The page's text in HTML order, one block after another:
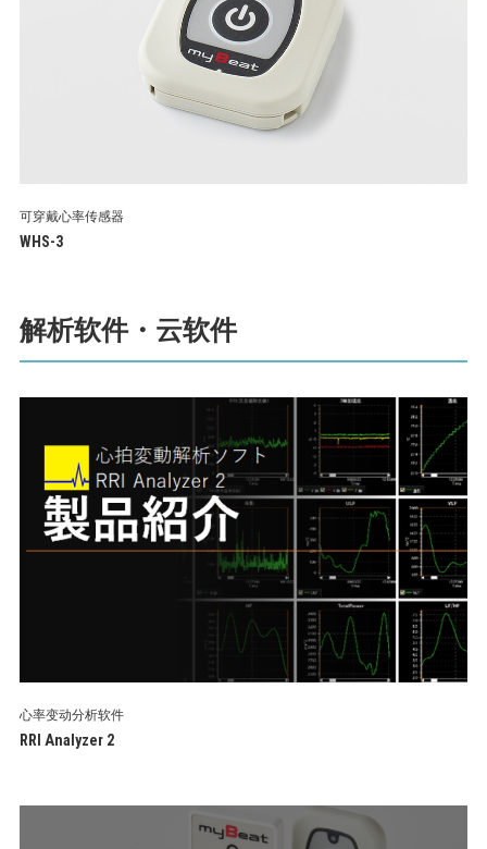
可穿戴心率传感器
WHS-3
解析软件・云软件
心率变动分析软件
RRI Analyzer 2